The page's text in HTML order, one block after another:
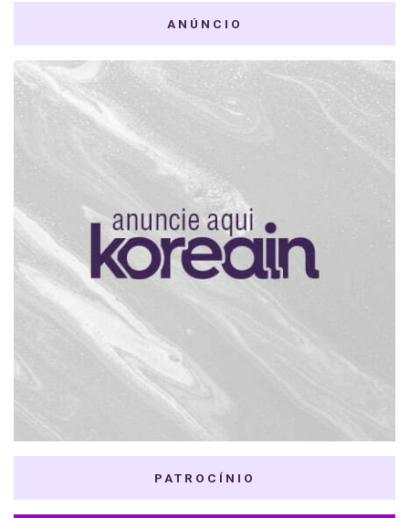
ANÚNCIO
PATROCÍNIO